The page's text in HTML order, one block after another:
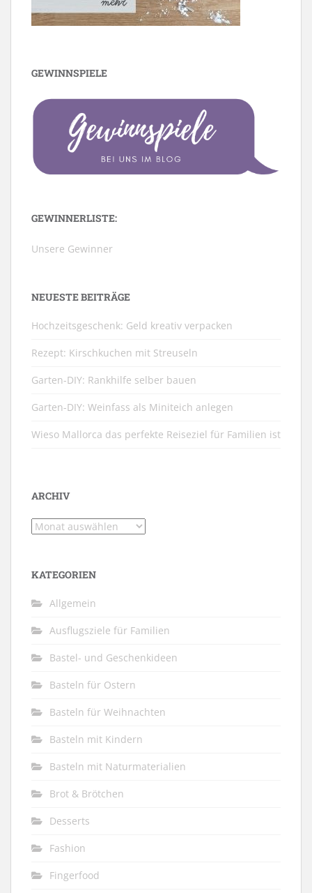
GEWINNSPIELE
GEWINNERLISTE:
Unsere Gewinner
NEUESTE BEITRÄGE
Hochzeitsgeschenk: Geld kreativ verpacken
Rezept: Kirschkuchen mit Streuseln
Garten-DIY: Rankhilfe selber bauen
Garten-DIY: Weinfass als Miniteich anlegen
Wieso Mallorca das perfekte Reiseziel für Familien ist
ARCHIV
Archiv
KATEGORIEN
Allgemein
Ausflugsziele für Familien
Bastel- und Geschenkideen
Basteln für Ostern
Basteln für Weihnachten
Basteln mit Kindern
Basteln mit Naturmaterialien
Brot & Brötchen
Desserts
Fashion
Fingerfood